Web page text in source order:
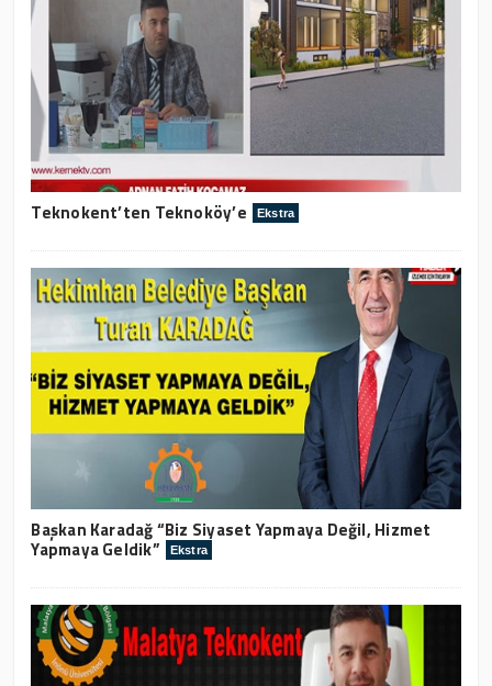
Teknokent’ten Teknoköy’e Ekstra
Başkan Karadağ “Biz Siyaset Yapmaya Değil, Hizmet
Yapmaya Geldik” Ekstra